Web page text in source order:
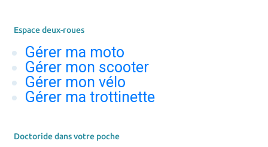
Espace deux-roues
Gérer ma moto
Gérer mon scooter
Gérer mon vélo
Gérer ma trottinette
Doctoride dans votre poche